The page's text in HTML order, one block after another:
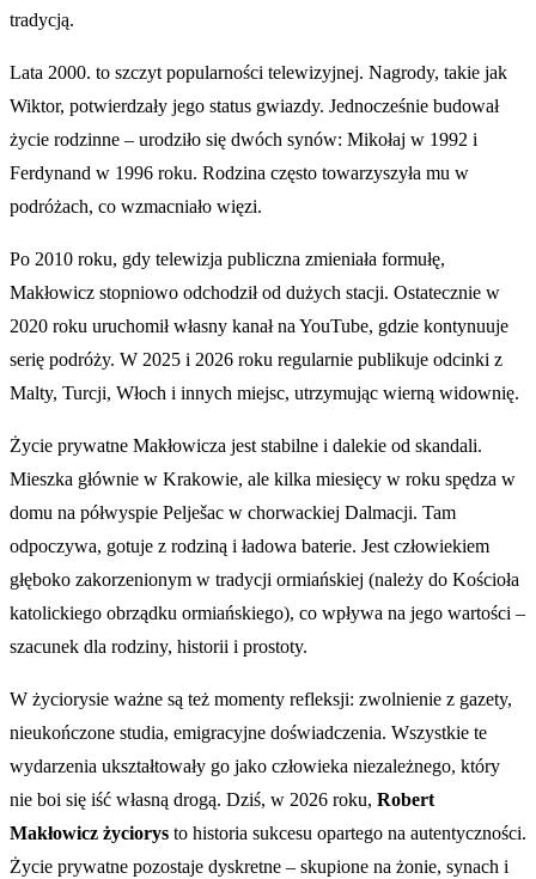
tradycją.
Lata 2000. to szczyt popularności telewizyjnej. Nagrody, takie jak
Wiktor, potwierdzały jego status gwiazdy. Jednocześnie budował
życie rodzinne – urodziło się dwóch synów: Mikołaj w 1992 i
Ferdynand w 1996 roku. Rodzina często towarzyszyła mu w
podróżach, co wzmacniało więzi.
Po 2010 roku, gdy telewizja publiczna zmieniała formułę,
Makłowicz stopniowo odchodził od dużych stacji. Ostatecznie w
2020 roku uruchomił własny kanał na YouTube, gdzie kontynuuje
serię podróży. W 2025 i 2026 roku regularnie publikuje odcinki z
Malty, Turcji, Włoch i innych miejsc, utrzymując wierną widownię.
Życie prywatne Makłowicza jest stabilne i dalekie od skandali.
Mieszka głównie w Krakowie, ale kilka miesięcy w roku spędza w
domu na półwyspie Pelješac w chorwackiej Dalmacji. Tam
odpoczywa, gotuje z rodziną i ładowa baterie. Jest człowiekiem
głęboko zakorzenionym w tradycji ormiańskiej (należy do Kościoła
katolickiego obrządku ormiańskiego), co wpływa na jego wartości –
szacunek dla rodziny, historii i prostoty.
W życiorysie ważne są też momenty refleksji: zwolnienie z gazety,
nieukończone studia, emigracyjne doświadczenia. Wszystkie te
wydarzenia ukształtowały go jako człowieka niezależnego, który
nie boi się iść własną drogą. Dziś, w 2026 roku, Robert
Makłowicz życiorys to historia sukcesu opartego na autentyczności.
Życie prywatne pozostaje dyskretne – skupione na żonie, synach i